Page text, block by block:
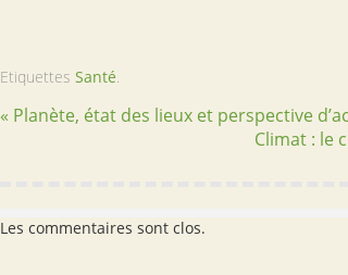
Etiquettes Santé
« Planète, état des lieux et perspective
Climat : le
Les commentaires sont clos.